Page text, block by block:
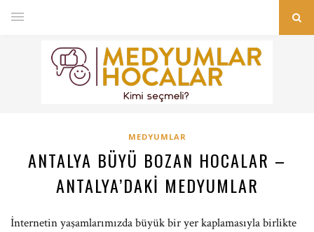
MEDYUMLAR
ANTALYA BÜYÜ BOZAN HOCALAR –
ANTALYA’DAKI MEDYUMLAR
İnternetin yaşamlarımızda büyük bir yer kaplamasıyla birlikte